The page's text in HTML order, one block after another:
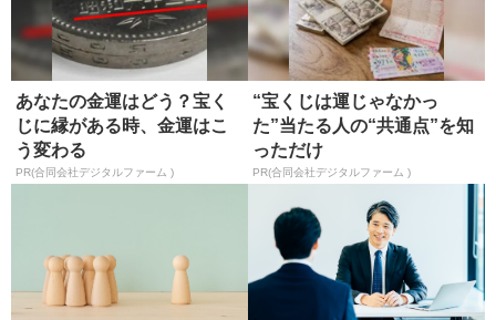
あなたの金運はどう？宝く
じに縁がある時、金運はこ
う変わる
PR(合同会社デジタルファーム )
“宝くじは運じゃなかっ
た”当たる人の“共通点”を知
っただけ
PR(合同会社デジタルファーム )